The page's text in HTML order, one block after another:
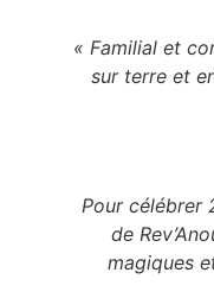
« Familial et
sur terre et
Pour célébrer
de
magiques